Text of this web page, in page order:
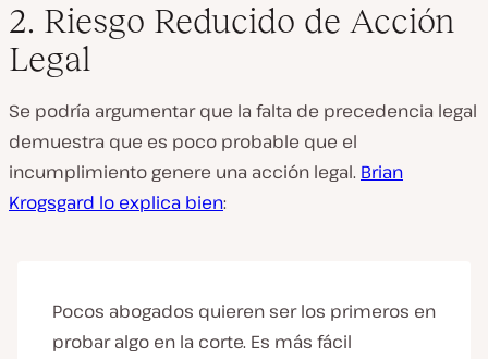
2. Riesgo Reducido de Acción
Legal
Se podría argumentar que la falta de precedencia legal
demuestra que es poco probable que el
incumplimiento genere una acción legal. Brian
Krogsgard lo explica bien:
Pocos abogados quieren ser los primeros en
probar algo en la corte. Es más fácil